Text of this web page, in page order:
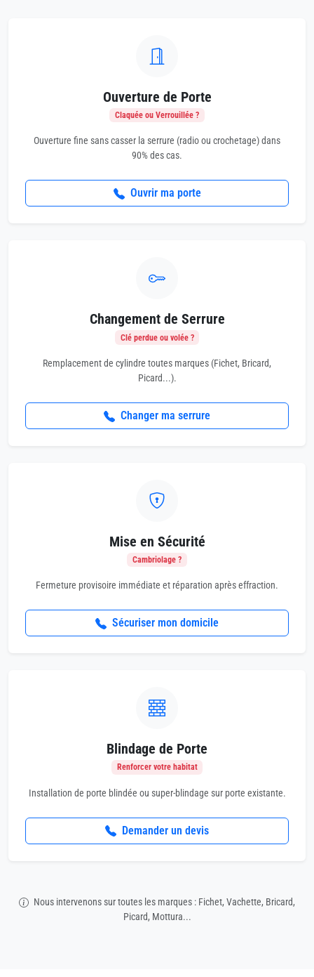
Ouverture de Porte
Claquée ou Verrouillée ?
Ouverture fine sans casser la serrure (radio ou crochetage) dans
90% des cas.
Ouvrir ma porte
Changement de Serrure
Clé perdue ou volée ?
Remplacement de cylindre toutes marques (Fichet, Bricard,
Picard...).
Changer ma serrure
Mise en Sécurité
Cambriolage ?
Fermeture provisoire immédiate et réparation après effraction.
Sécuriser mon domicile
Blindage de Porte
Renforcer votre habitat
Installation de porte blindée ou super-blindage sur porte existante.
Demander un devis
Nous intervenons sur toutes les marques : Fichet, Vachette, Bricard,
Picard, Mottura...